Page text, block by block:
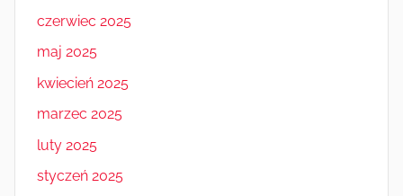
czerwiec 2025
maj 2025
kwiecień 2025
marzec 2025
luty 2025
styczeń 2025